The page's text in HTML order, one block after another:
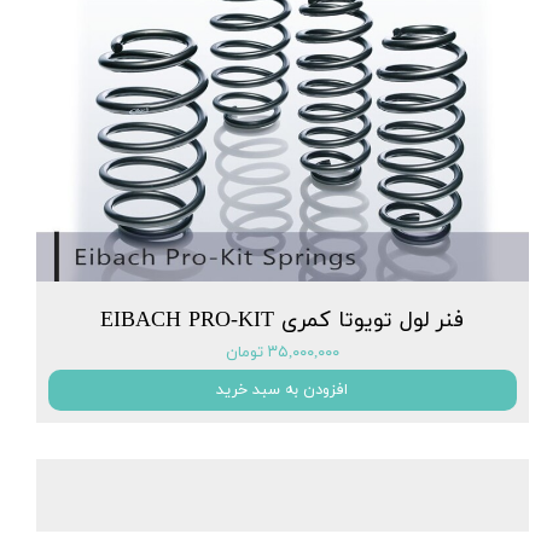
فنر لول تویوتا کمری EIBACH PRO-KIT
۳۵,۰۰۰,۰۰۰ تومان
افزودن به سبد خرید